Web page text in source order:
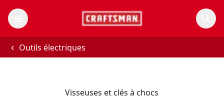
Outils électriques
Visseuses et clés à chocs